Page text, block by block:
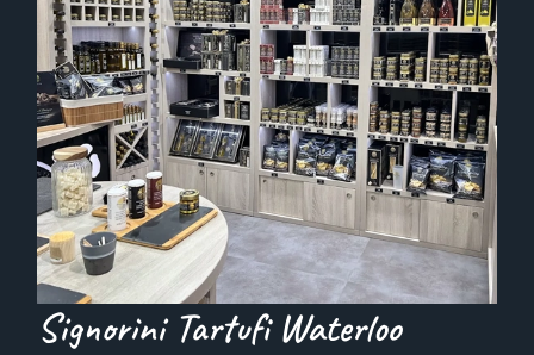
Signorini Tartufi Waterloo